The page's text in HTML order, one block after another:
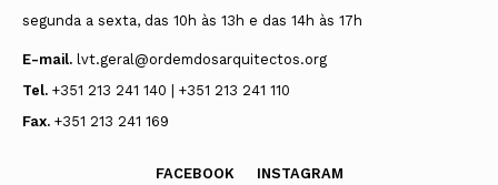
segunda a sexta, das 10h às 13h e das 14h às 17h
E-mail. lvt.geral@ordemdosarquitectos.org
Tel. +351 213 241 140 | +351 213 241 110
Fax. +351 213 241 169
FACEBOOK INSTAGRAM